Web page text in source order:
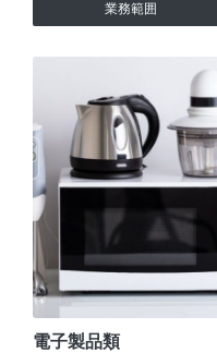
業務範囲
電子製品類